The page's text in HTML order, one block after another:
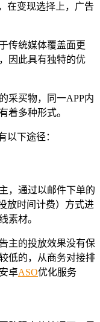
在变现选择上，广告
传统媒体覆盖面更
因此具有独特的优
采买物，同一APP内
着多种形式。
以下途径：
，通过以邮件下单的
放时间计费）方式进
素材。
主的投放效果没有保
低的，从商务对接排
卓ASO优化服务